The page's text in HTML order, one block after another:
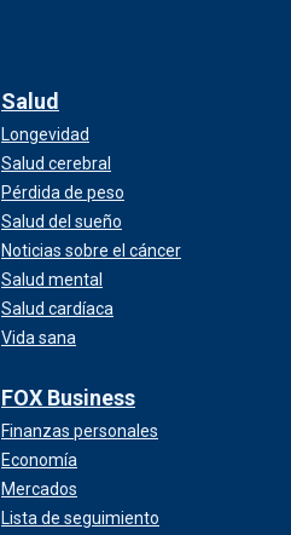
Salud
Longevidad
Salud cerebral
Pérdida de peso
Salud del sueño
Noticias sobre el cáncer
Salud mental
Salud cardíaca
Vida sana
FOX Business
Finanzas personales
Economía
Mercados
Lista de seguimiento